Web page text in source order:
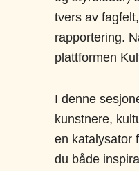
tvers av
rapportering.
plattformen
I denne
kunstnere,
en katalysator
du både